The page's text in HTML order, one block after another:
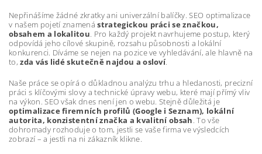
Nepřinášíme žádné zkratky ani univerzální balíčky. SEO optimalizace
v našem pojetí znamenástrategickou práci se značkou,
obsahem a lokalitou. Pro každý projekt navrhujeme postup, který
odpovídá jeho cílové skupině, rozsahu působnosti a lokální
konkurenci. Díváme se nejen na pozice ve vyhledávání, ale hlavně na
to,zda vás lidé skutečně najdou a osloví.
Naše práce se opírá o důkladnou analýzu trhu a hledanosti, precizní
práci s klíčovými slovy a technické úpravy webu, které mají přímý vliv
na výkon. SEO však dnes není jen o webu. Stejně důležitá je
optimalizace firemních profilů (Google i Seznam), lokální
autorita, konzistentní značka a kvalitní obsah. To vše
dohromady rozhoduje o tom, jestli se vaše firma ve výsledcích
zobrazí – a jestli na ni zákazník klikne.